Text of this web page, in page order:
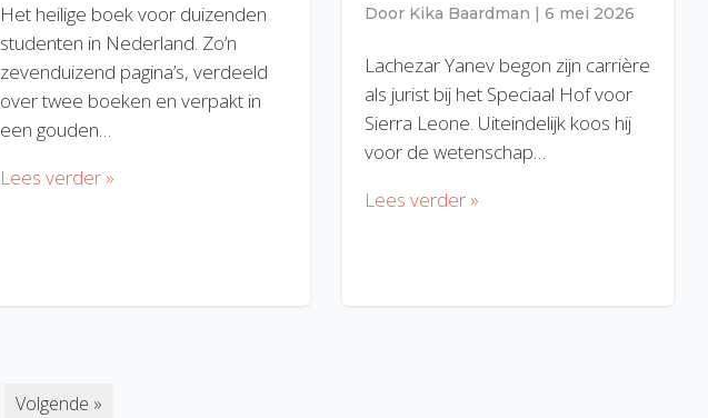
Het heilige boek voor duizenden
studenten in Nederland. Zo’n
zevenduizend pagina’s, verdeeld
over twee boeken en verpakt in
een gouden…
Lees verder »
Door Kika Baardman | 6 mei 2026
Lachezar Yanev begon zijn carrière
als jurist bij het Speciaal Hof voor
Sierra Leone. Uiteindelijk koos hij
voor de wetenschap…
Lees verder »
Volgende »